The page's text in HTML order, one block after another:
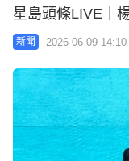
星島頭條LIVE｜
新聞 2026-06-09